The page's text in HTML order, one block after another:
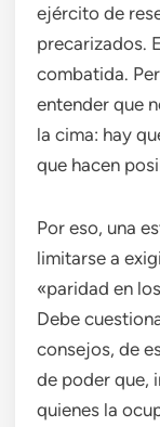
ejército de
precarizados.
combatida.
entender que
la cima: hay
que hacen
Por eso, una
limitarse a
«paridad en
Debe
consejos, de
de poder que,
quienes la